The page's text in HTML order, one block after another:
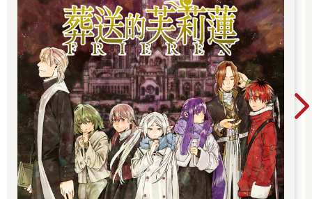
他愛怎麼裝就怎麼裝，但我看得出那副表情底下的淡淡笑容。
「傑克森，你知道你喜歡，別在那裡說風涼話。我保證會乖乖接
待你的客戶，甚至會假裝是你本人。」
那句話不知怎的讓他有點緊張。「拜託不要。坎索等等也會過來
幫我們維護電腦，讓我們可以多處理一點網路工作。」傑克森提
醒我：「他問過能不能等你不在的時候過來，所以如果他看到你
在這裡有點吃驚的話，別意外。」
「他為什麼要等我不在的時候才過來？」我問，有點受傷。
「因為他說上次你鎖住他的頭去撞地。」傑克森說，彷彿這有什
麼好大驚小怪的。
我的傷心程度立刻降低。「他蹺了我們的格鬥課，因為他──這是
他說的──『病了』。」我思考半晌。「好吧……回頭想想，把一
個病人壓在地上揍聽起來的確有點……嚴厲，但我不知道他的病